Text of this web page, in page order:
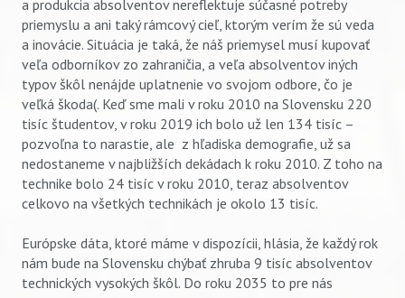
a produkcia absolventov nereflektuje súčasné potreby
priemyslu a ani taký rámcový cieľ, ktorým verím že sú veda
a inovácie. Situácia je taká, že náš priemysel musí kupovať
veľa odborníkov zo zahraničia, a veľa absolventov iných
typov škôl nenájde uplatnenie vo svojom odbore, čo je
veľká škoda(. Keď sme mali v roku 2010 na Slovensku 220
tisíc študentov, v roku 2019 ich bolo už len 134 tisíc –
pozvoľna to narastie, ale z hľadiska demografie, už sa
nedostaneme v najbližších dekádach k roku 2010. Z toho na
technike bolo 24 tisíc v roku 2010, teraz absolventov
celkovo na všetkých technikách je okolo 13 tisíc.
Európske dáta, ktoré máme v dispozícii, hlásia, že každý rok
nám bude na Slovensku chýbať zhruba 9 tisíc absolventov
technických vysokých škôl. Do roku 2035 to pre nás